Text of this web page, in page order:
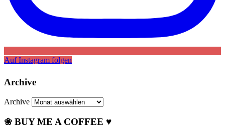
Auf Instagram folgen
Archive
Archive
❀ BUY ME A COFFEE ♥